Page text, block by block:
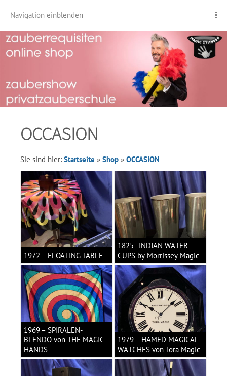
Navigation einblenden
OCCASION
Sie sind hier: Startseite » Shop » OCCASION
1972 – FLOATING TABLE
1825 - INDIAN WATER
CUPS by Morrissey Magic
1969 – SPIRALEN-
BLENDO von THE MAGIC
HANDS
1979 – HAMED MAGICAL
WATCHES von Tora Magic